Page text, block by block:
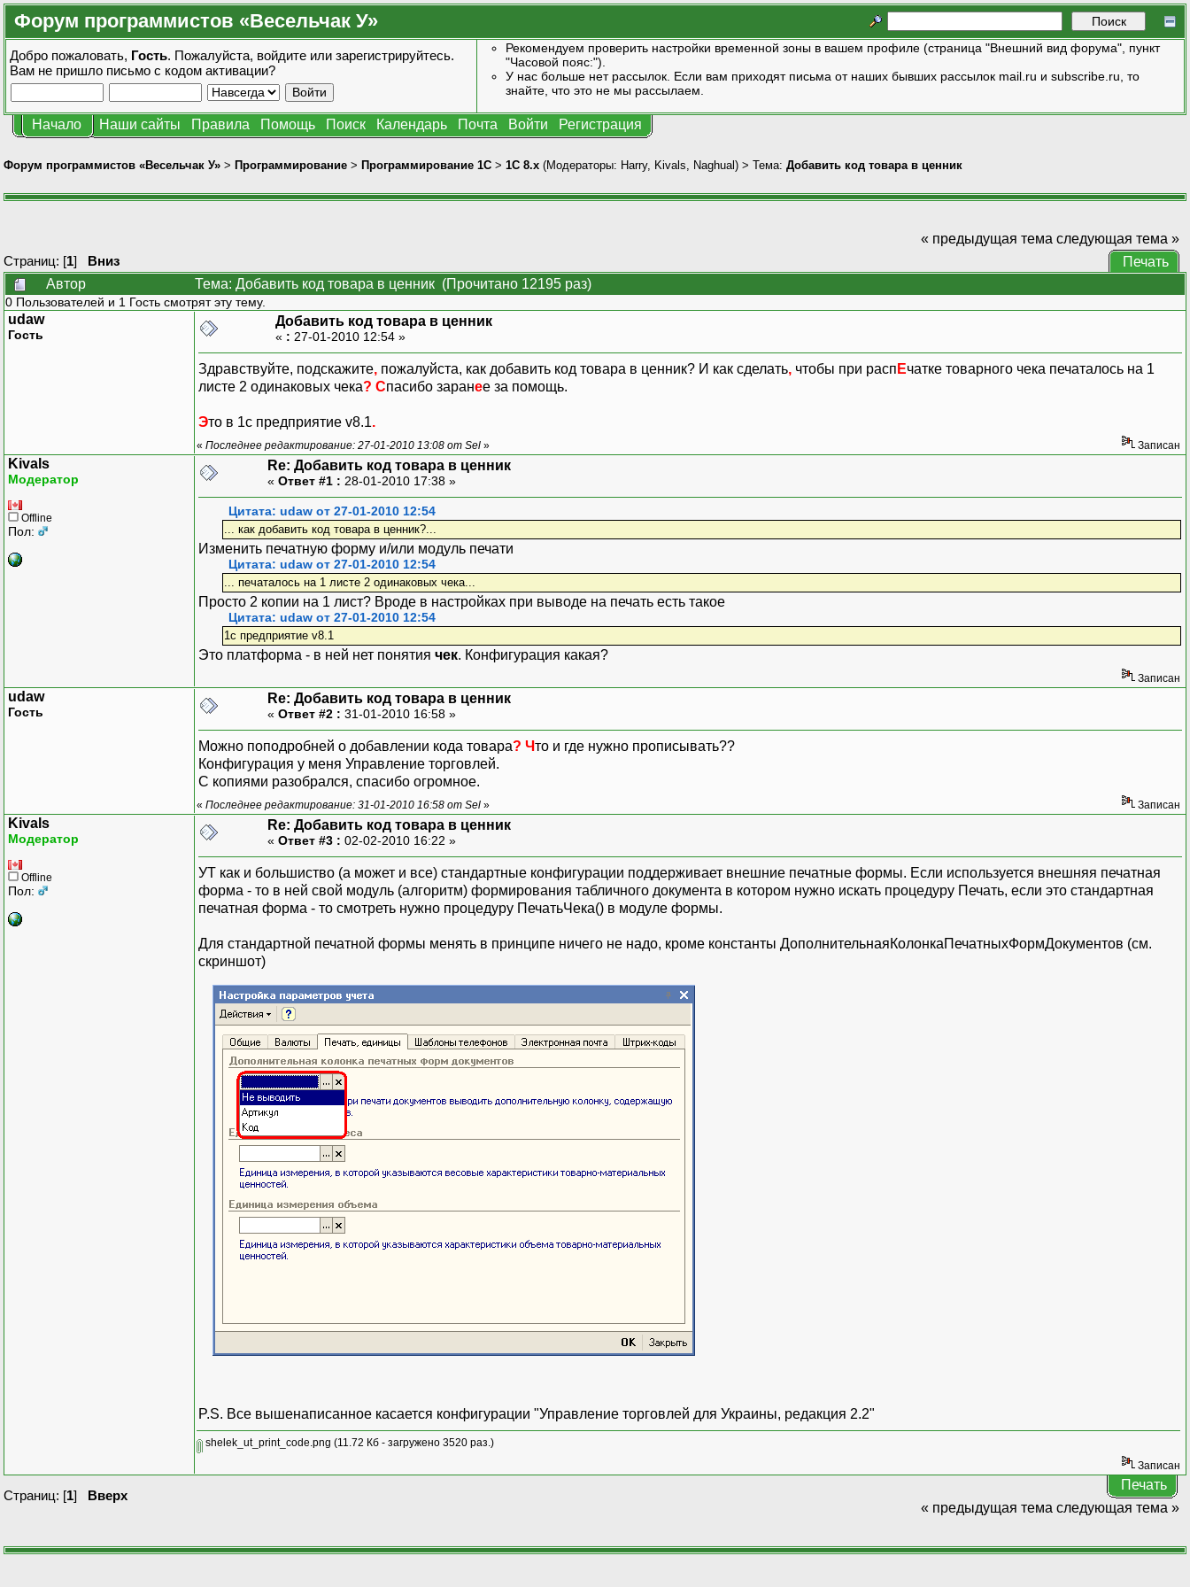
Форум программистов «Весельчак У»
Добро пожаловать, Гость. Пожалуйста, войдите или зарегистрируйтесь.
Вам не пришло письмо с кодом активации?
Рекомендуем проверить настройки временной зоны в вашем профиле (страница "Внешний вид форума", пункт
"Часовой пояс:").
У нас больше нет рассылок. Если вам приходят письма от наших бывших рассылок mail.ru и subscribe.ru, то
знайте, что это не мы рассылаем.
Начало Наши сайты Правила Помощь Поиск Календарь Почта Войти Регистрация
Форум программистов «Весельчак У» > Программирование > Программирование 1С > 1С 8.x (Модераторы: Harry, Kivals Naghual) > Тема: Добавить код товара в ценник
Страниц: [1] Вниз
« предыдущая тема следующая тема »
Печать
Автор
Тема: Добавить код товара в ценник (Прочитано 12195 раз)
0 Пользователей и 1 Гость смотрят эту тему.
udaw
Гость
Добавить код товара в ценник
« : 27-01-2010 12:54 »
Здравствуйте, подскажите, пожалуйста, как добавить код товара в ценник? И как сделать, чтобы при расп Ечатке товарного чека печаталось на 1
листе 2 одинаковых чека? Спасибо заранее за помощь.
Это в 1с предприятие v8.1.
« Последнее редактирование: 27-01-2010 13:08 от Sel » Записан
Kivals
Модератор
Offline
Пол:
Re: Добавить код товара в ценник
« Ответ #1 : 28-01-2010 17:38 »
Цитата: udaw от 27-01-2010 12:54
... как добавить код товара в ценник?...
Изменить печатную форму и/или модуль печати
Цитата: udaw от 27-01-2010 12:54
... печаталось на 1 листе 2 одинаковых чека...
Просто 2 копии на 1 лист? Вроде в настройках при выводе на печать есть такое
Цитата: udaw от 27-01-2010 12:54
1с предприятие v8.1
Это платформа - в ней нет понятия чек. Конфигурация какая?
Записан
udaw
Гость
Re: Добавить код товара в ценник
« Ответ #2 : 31-01-2010 16:58 »
Можно поподробней о добавлении кода товара? Что и где нужно прописывать??
Конфигурация у меня Управление торговлей.
С копиями разобрался, спасибо огромное.
« Последнее редактирование: 31-01-2010 16:58 от Sel » Записан
Kivals
Модератор
Offline
Пол:
Re: Добавить код товара в ценник
« Ответ #3 : 02-02-2010 16:22 »
УТ как и большиство (а может и все) стандартные конфигурации поддерживает внешние печатные формы. Если используется внешняя печатная
форма - то в ней свой модуль (алгоритм) формирования табличного документа в котором нужно искать процедуру Печать, если это стандартная
печатная форма - то смотреть нужно процедуру ПечатьЧека() в модуле формы.
Для стандартной печатной формы менять в принципе ничего не надо, кроме константы ДополнительнаяКолонкаПечатныхФормДокументов (см.
скриншот)
P.S. Все вышенаписанное касается конфигурации "Управление торговлей для Украины, редакция 2.2"
shelek_ut_print_code.png (11.72 Кб - загружено 3520 раз.)
Записан
Страниц: [1] Вверх
Печать
« предыдущая тема следующая тема »